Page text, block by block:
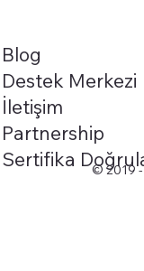
Blog
Destek Merkezi
İletişim
Partnership
Sertifika
© 2019